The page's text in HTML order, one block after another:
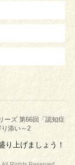
ーズ 第66回「認知症
添い～2
り上げましょう！